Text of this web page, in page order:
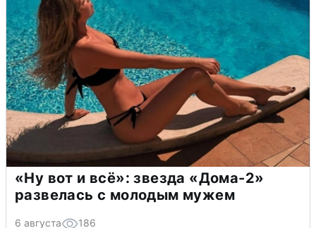
«Ну вот и всё»: звезда «Дома-2»
развелась с молодым мужем
6 августа 186